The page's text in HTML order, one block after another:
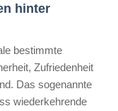
hinter
bestimmte
Zufriedenheit
Das sogenannte
wiederkehrende